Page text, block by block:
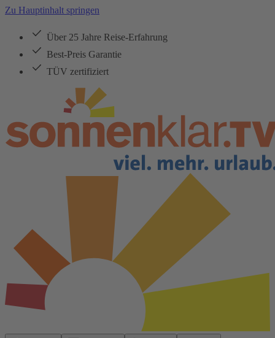
Zu Hauptinhalt springen
Über 25 Jahre Reise-Erfahrung
Best-Preis Garantie
TÜV zertifiziert